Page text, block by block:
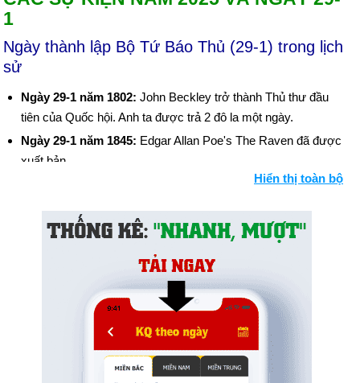
1
Ngày thành lập Bộ Tứ Báo Thủ (29-1) trong lịch
sử
Ngày 29-1 năm 1802: John Beckley trở thành Thủ thư đầu
tiên của Quốc hội. Anh ta được trả 2 đô la một ngày.
Ngày 29-1 năm 1845: Edgar Allan Poe's The Raven đã được
xuất bản.
Cựu Bộ trưởng Ngoại giao Hoa Kỳ
Ngày 29-1 năm 1861:Kansas trở thành tiểu bang thứ 34 theo
Karl Benz đã nhận được bằng sáng chế
cho chiếc xe hơi chạy bằng xăng thành công đầu tiên.
Ngày 29-1 năm 1936:Ty Cobb, Babe Ruth, Honus Wagner,
Christy Mathewson và Walter Johnson là những cầu thủ đầu
tiên được bầu vào Đại sảnh Danh vọng Bóng chày ở
Cooperstown, New York.
Hiển thị toàn bộ